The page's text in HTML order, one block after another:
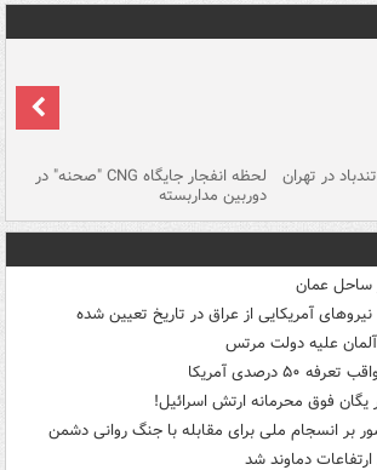
در تهران لحظه انفجار جایگاه CNG "صحنه" در
دوربین مداربسته
ساحل عمان
آمریکایی از عراق در تاریخ تعیین شده
علیه دولت مرتس
درصدی آمریکا
یگان فوق محرمانه ارتش اسرائیل!
بر انسجام ملی برای مقابله با جنگ روانی دشمن
ارتفاعات دماوند شد